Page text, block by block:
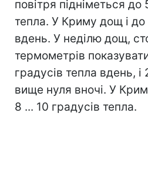
повітря підніметься до
тепла. У Криму дощ і до
вдень. У неділю дощ,
термометрів
градусів тепла вдень,
вище нуля вночі. У
8 ... 10 градусів тепла.